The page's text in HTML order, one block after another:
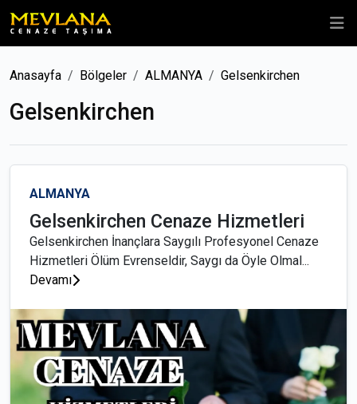
Anasayfa Bölgeler ALMANYA Gelsenkirchen
Gelsenkirchen
ALMANYA
Gelsenkirchen Cenaze Hizmetleri
Gelsenkirchen İnançlara Saygılı Profesyonel Cenaze
Hizmetleri Ölüm Evrenseldir, Saygı da Öyle Olmal...
Devamı